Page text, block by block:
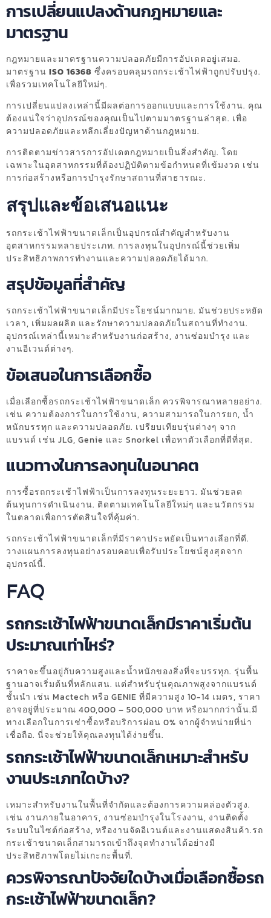
การเปลี่ยนแปลงด้านกฎหมายและ
มาตรฐาน
กฎหมายและมาตรฐานความปลอดภัยมีการอัปเดตอยู่เสมอ.
มาตรฐาน ISO 16368 ซึ่งครอบคลุมรถกระเช้าไฟฟ้าถูกปรับปรุง.
เพื่อรวมเทคโนโลยีใหม่ๆ.
การเปลี่ยนแปลงเหล่านี้มีผลต่อการออกแบบและการใช้งาน. คุณ
ต้องแน่ใจว่าอุปกรณ์ของคุณเป็นไปตามมาตรฐานล่าสุด. เพื่อ
ความปลอดภัยและหลีกเลี่ยงปัญหาด้านกฎหมาย.
การติดตามข่าวสารการอัปเดตกฎหมายเป็นสิ่งสำคัญ. โดย
เฉพาะในอุตสาหกรรมที่ต้องปฏิบัติตามข้อกำหนดที่เข้มงวด เช่น
การก่อสร้างหรือการบำรุงรักษาสถานที่สาธารณะ.
สรุปและข้อเสนอแนะ
รถกระเช้าไฟฟ้าขนาดเล็กเป็นอุปกรณ์สำคัญสำหรับงาน
อุตสาหกรรมหลายประเภท. การลงทุนในอุปกรณ์นี้ช่วยเพิ่ม
ประสิทธิภาพการทำงานและความปลอดภัยได้มาก.
สรุปข้อมูลที่สำคัญ
รถกระเช้าไฟฟ้าขนาดเล็กมีประโยชน์มากมาย. มันช่วยประหยัด
เวลา, เพิ่มผลผลิต และรักษาความปลอดภัยในสถานที่ทำงาน.
อุปกรณ์เหล่านี้เหมาะสำหรับงานก่อสร้าง, งานซ่อมบำรุง และ
งานอีเวนต์ต่างๆ.
ข้อเสนอในการเลือกซื้อ
เมื่อเลือกซื้อรถกระเช้าไฟฟ้าขนาดเล็ก ควรพิจารณาหลายอย่าง.
เช่น ความต้องการในการใช้งาน, ความสามารถในการยก, น้ำ
หนักบรรทุก และความปลอดภัย. เปรียบเทียบรุ่นต่างๆ จาก
แบรนด์ เช่น JLG, Genie และ Snorkel เพื่อหาตัวเลือกที่ดีที่สุด.
แนวทางในการลงทุนในอนาคต
การซื้อรถกระเช้าไฟฟ้าเป็นการลงทุนระยะยาว. มันช่วยลด
ต้นทุนการดำเนินงาน. ติดตามเทคโนโลยีใหม่ๆ และนวัตกรรม
ในตลาดเพื่อการตัดสินใจที่คุ้มค่า.
รถกระเช้าไฟฟ้าขนาดเล็กที่มีราคาประหยัดเป็นทางเลือกที่ดี.
วางแผนการลงทุนอย่างรอบคอบเพื่อรับประโยชน์สูงสุดจาก
อุปกรณ์นี้.
FAQ
รถกระเช้าไฟฟ้าขนาดเล็กมีราคาเริ่มต้น
ประมาณเท่าไหร่?
ราคาจะขึ้นอยู่กับความสูงและน้ำหนักของสิ่งที่จะบรรทุก. รุ่นพื้น
ฐานอาจเริ่มต้นที่หลักแสน. แต่สำหรับรุ่นคุณภาพสูงจากแบรนด์
ชั้นนำ เช่น Mactech หรือ GENIE ที่มีความสูง 10-14 เมตร, ราคา
อาจอยู่ที่ประมาณ 400,000 – 500,000 บาท หรือมากกว่านั้น.มี
ทางเลือกในการเช่าซื้อหรือบริการผ่อน 0% จากผู้จำหน่ายที่น่า
เชื่อถือ. นี่จะช่วยให้คุณลงทุนได้ง่ายขึ้น.
รถกระเช้าไฟฟ้าขนาดเล็กเหมาะสำหรับ
งานประเภทใดบ้าง?
เหมาะสำหรับงานในพื้นที่จำกัดและต้องการความคล่องตัวสูง.
เช่น งานภายในอาคาร, งานซ่อมบำรุงในโรงงาน, งานติดตั้ง
ระบบในไซต์ก่อสร้าง, หรืองานจัดอีเวนต์และงานแสดงสินค้า.รถ
กระเช้าขนาดเล็กสามารถเข้าถึงจุดทำงานได้อย่างมี
ประสิทธิภาพโดยไม่เกะกะพื้นที่.
ควรพิจารณาปัจจัยใดบ้างเมื่อเลือกซื้อรถ
กระเช้าไฟฟ้าขนาดเล็ก?